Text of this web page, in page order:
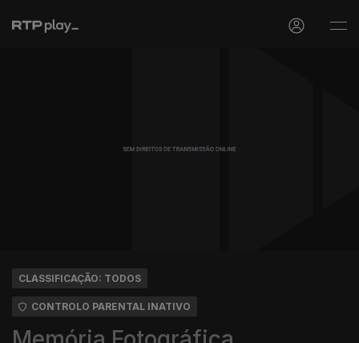
CLASSIFICAÇÃO: TODOS
CONTROLO PARENTAL INATIVO